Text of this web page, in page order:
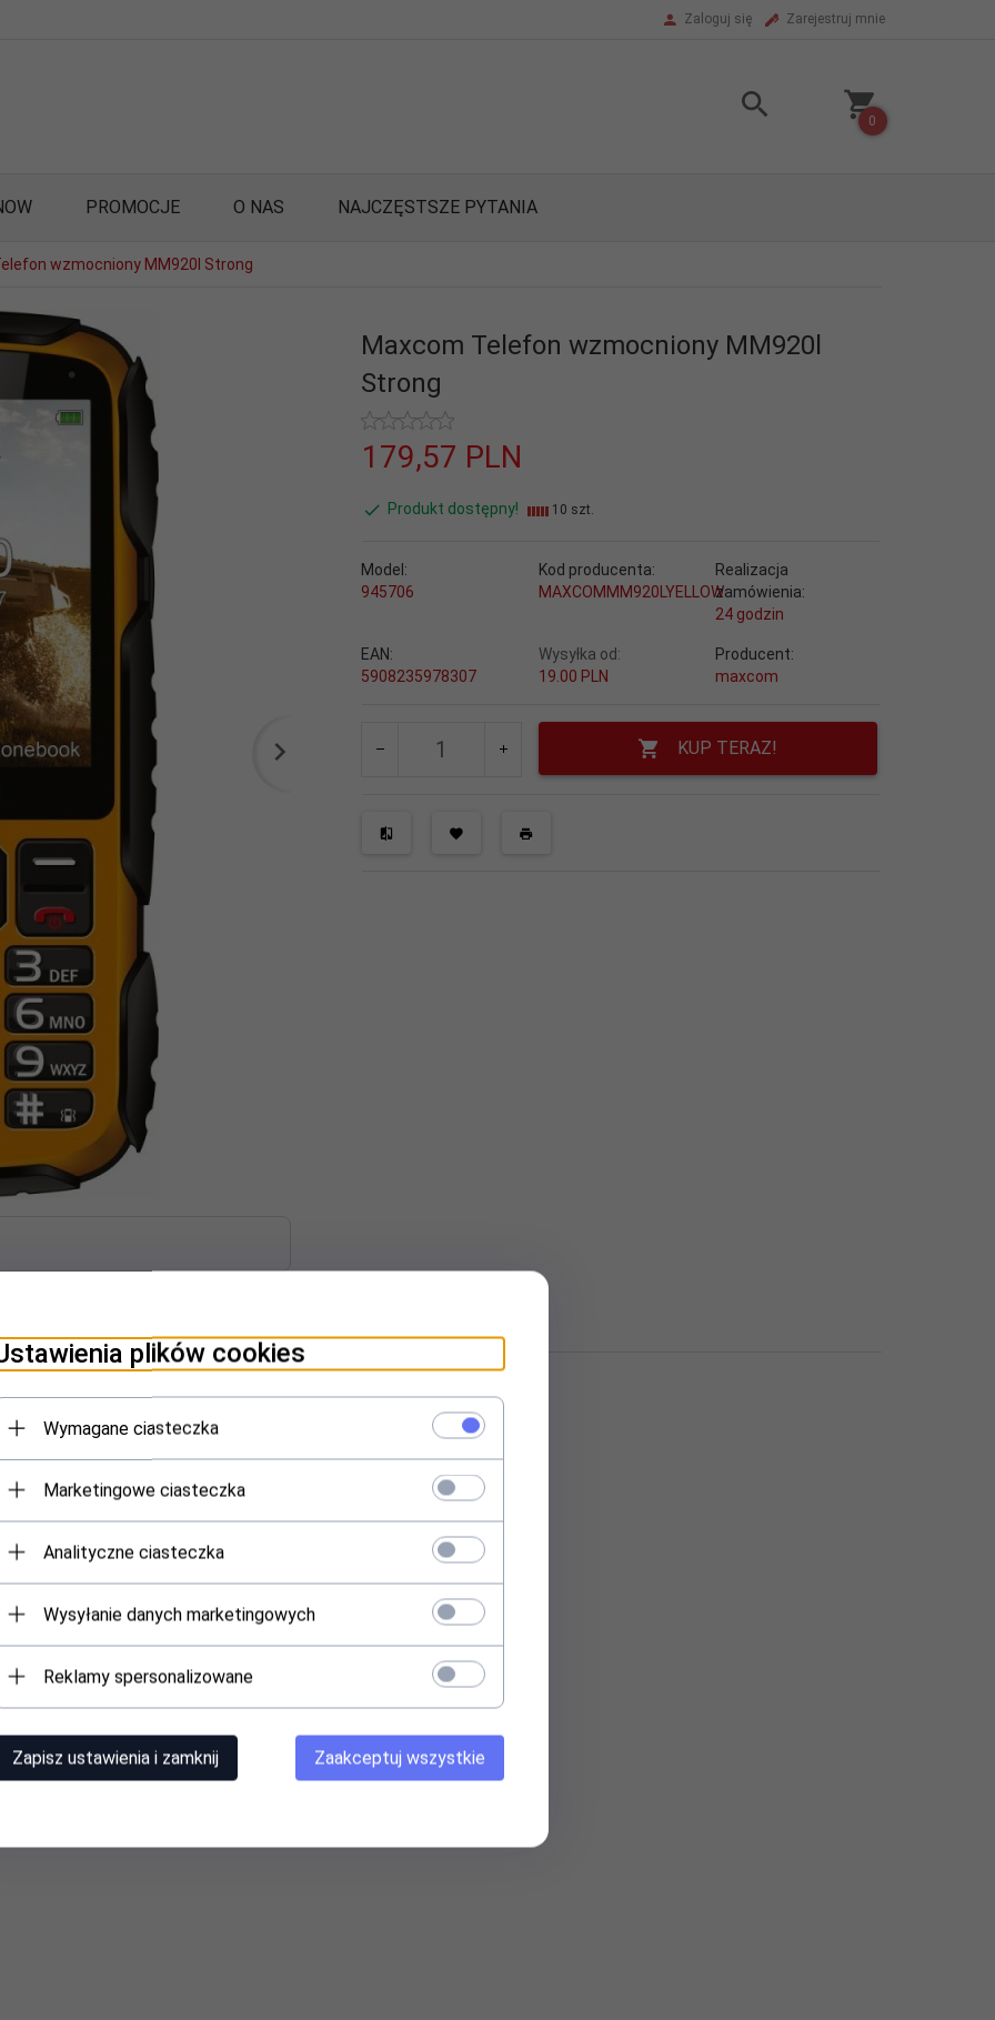
Zaloguj się Zarejestruj mnie
0
PROMOCJE O NAS NAJCZĘSTSZE PYTANIA
wzmocniony MM920l Strong
Maxcom Telefon wzmocniony MM920l
Strong
179,57 PLN
Produkt dostępny! 10 szt.
Model:
945706
Kod producenta:
MAXCOMMM920LYELLOW
Realizacja
zamówienia:
24 godzin
EAN:
5908235978307
Wysyłka od:
19.00 PLN
Producent:
maxcom
KUP TERAZ!
w trudnych warunkach. Odporny na wodę, kurz i błoto.
plików cookies
Wymagane ciasteczka
Marketingowe ciasteczka
Analityczne ciasteczka
Wysyłanie danych marketingowych
Reklamy spersonalizowane
Zapisz ustawienia i zamknij Zaakceptuj wszystkie